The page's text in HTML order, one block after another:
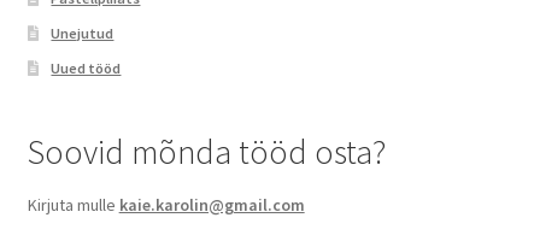
Unejutud​
Uued tööd​
Soovid mõnda tööd osta?
Kirjuta mulle kaie.karolin@gmail.com